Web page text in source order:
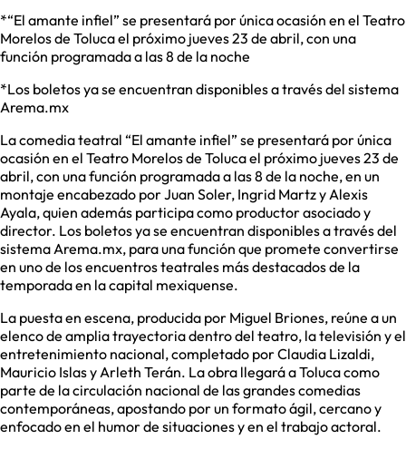
*“El amante infiel” se presentará por única ocasión en el Teatro
Morelos de Toluca el próximo jueves 23 de abril, con una
función programada a las 8 de la noche
*Los boletos ya se encuentran disponibles a través del sistema
Arema.mx
La comedia teatral “El amante infiel” se presentará por única
ocasión en el Teatro Morelos de Toluca el próximo jueves 23 de
abril, con una función programada a las 8 de la noche, en un
montaje encabezado por Juan Soler, Ingrid Martz y Alexis
Ayala, quien además participa como productor asociado y
director. Los boletos ya se encuentran disponibles a través del
sistema Arema.mx, para una función que promete convertirse
en uno de los encuentros teatrales más destacados de la
temporada en la capital mexiquense.
La puesta en escena, producida por Miguel Briones, reúne a un
elenco de amplia trayectoria dentro del teatro, la televisión y el
entretenimiento nacional, completado por Claudia Lizaldi,
Mauricio Islas y Arleth Terán. La obra llegará a Toluca como
parte de la circulación nacional de las grandes comedias
contemporáneas, apostando por un formato ágil, cercano y
enfocado en el humor de situaciones y en el trabajo actoral.